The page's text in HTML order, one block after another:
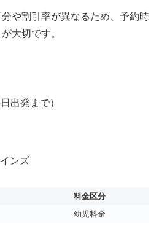
や割引率が異なるため、予約時
大切です。
出発まで）
ンズ
料金区分
幼児料金